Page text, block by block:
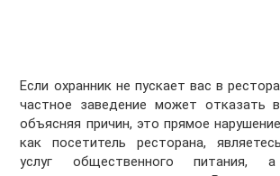
Если охранник не пускает вас в
частное заведение может отказать
объясняя причин, это прямое
как посетитель ресторана,
услуг общественного питания,